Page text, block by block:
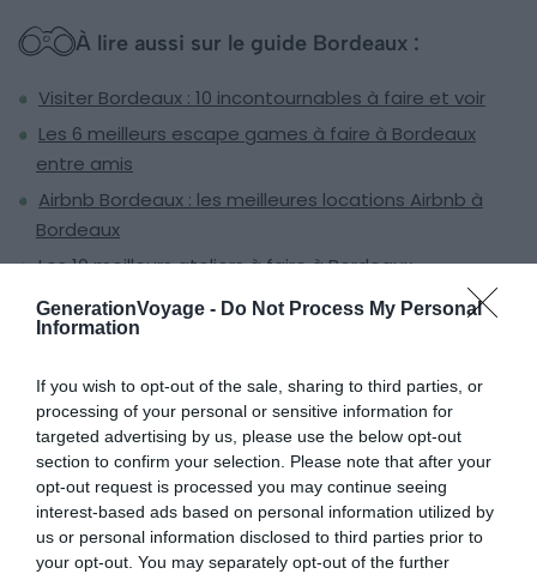
GenerationVoyage - Do Not Process My Personal
Information
If you wish to opt-out of the sale, sharing to third parties, or
processing of your personal or sensitive information for
targeted advertising by us, please use the below opt-out
section to confirm your selection. Please note that after your
opt-out request is processed you may continue seeing
interest-based ads based on personal information utilized by
us or personal information disclosed to third parties prior to
your opt-out. You may separately opt-out of the further
À lire aussi sur le guide Bordeaux :
Visiter Bordeaux : 10 incontournables à faire et voir
Les 6 meilleurs escape games à faire à Bordeaux
entre amis
Airbnb Bordeaux : les meilleures locations Airbnb à
Bordeaux
Les 10 meilleurs ateliers à faire à Bordeaux
d’Estey » à Bordeaux
Résolvez une enquête historique en plein
coeur de Bordeaux